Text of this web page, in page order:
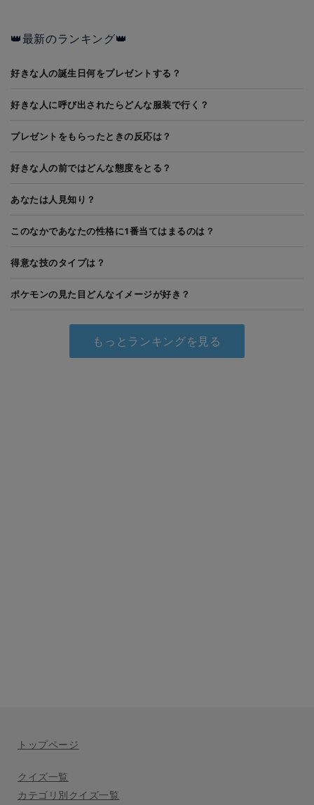
👑最新のランキング👑
好きな人の誕生日何をプレゼントする？
好きな人に呼び出されたらどんな服装で行く？
プレゼントをもらったときの反応は？
好きな人の前ではどんな態度をとる？
あなたは人見知り？
このなかであなたの性格に1番当てはまるのは？
得意な技のタイプは？
ポケモンの見た目どんなイメージが好き？
もっとランキングを見る
トップページ
クイズ一覧
カテゴリ別クイズ一覧